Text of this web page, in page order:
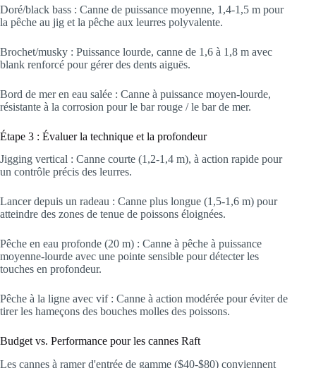
Doré/black bass : Canne de puissance moyenne, 1,4-1,5 m pour
la pêche au jig et la pêche aux leurres polyvalente.
Brochet/musky : Puissance lourde, canne de 1,6 à 1,8 m avec
blank renforcé pour gérer des dents aiguës.
Bord de mer en eau salée : Canne à puissance moyen-lourde,
résistante à la corrosion pour le bar rouge / le bar de mer.
Étape 3 : Évaluer la technique et la profondeur
Jigging vertical : Canne courte (1,2-1,4 m), à action rapide pour
un contrôle précis des leurres.
Lancer depuis un radeau : Canne plus longue (1,5-1,6 m) pour
atteindre des zones de tenue de poissons éloignées.
Pêche en eau profonde (20 m) : Canne à pêche à puissance
moyenne-lourde avec une pointe sensible pour détecter les
touches en profondeur.
Pêche à la ligne avec vif : Canne à action modérée pour éviter de
tirer les hameçons des bouches molles des poissons.
Budget vs. Performance pour les cannes Raft
Les cannes à ramer d'entrée de gamme ($40-$80) conviennent